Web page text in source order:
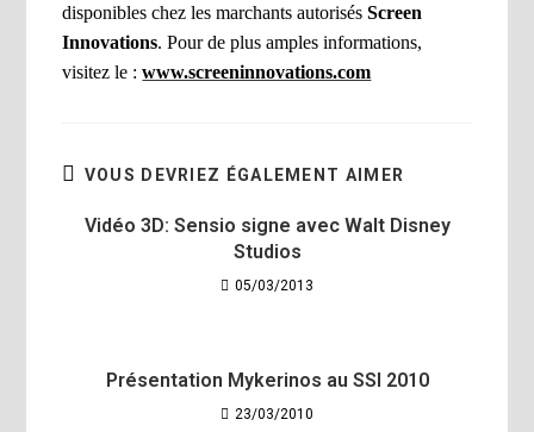
disponibles chez les marchants autorisésScreen
Innovations. Pour de plus amples informations,
visitez le :www.screeninnovations.com
VOUS DEVRIEZ ÉGALEMENT AIMER
Vidéo 3D: Sensio signe avec Walt Disney
Studios
05/03/2013
Présentation Mykerinos au SSI 2010
23/03/2010